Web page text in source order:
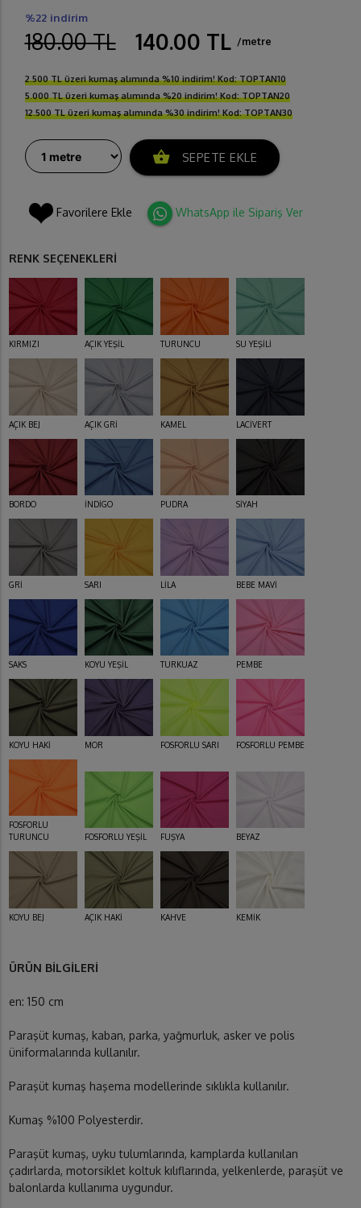
%22 indirim
180.00 TL 140.00 TL /metre
2.500 TL üzeri kumaş alımında %10 indirim! Kod: TOPTAN10
5.000 TL üzeri kumaş alımında %20 indirim! Kod: TOPTAN20
12.500 TL üzeri kumaş alımında %30 indirim! Kod: TOPTAN30
shopping_basket SEPETE EKLE
Favorilere Ekle WhatsApp ile Sipariş Ver
RENK SEÇENEKLERİ
KIRMIZI AÇIK YEŞİL TURUNCU SU YEŞİLİ
AÇIK BEJ AÇIK GRİ KAMEL LACİVERT
BORDO İNDİGO PUDRA SİYAH
GRİ SARI LİLA BEBE MAVİ
SAKS KOYU YEŞİL TURKUAZ PEMBE
KOYU HAKİ MOR FOSFORLU SARI FOSFORLU PEMBE
FOSFORLU
TURUNCU
FOSFORLU YEŞİL FUŞYA BEYAZ
KOYU BEJ AÇIK HAKİ KAHVE KEMİK
ÜRÜN BİLGİLERİ
en: 150 cm
Paraşüt kumaş, kaban, parka, yağmurluk, asker ve polis
üniformalarında kullanılır.
Paraşüt kumaş haşema modellerinde sıklıkla kullanılır.
Kumaş %100 Polyesterdir.
Paraşüt kumaş, uyku tulumlarında, kamplarda kullanılan
çadırlarda, motorsiklet koltuk kılıflarında, yelkenlerde, paraşüt ve
balonlarda kullanıma uygundur.